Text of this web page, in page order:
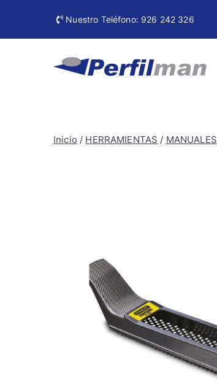
contenido
Nuestro Teléfono: 926 242 326
Inicio / HERRAMIENTAS / MANUALES